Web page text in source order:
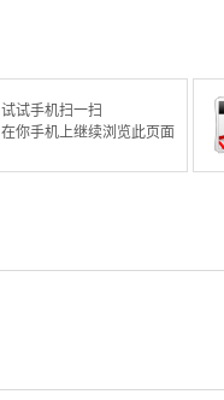
试试手机扫一扫
在你手机上继续浏览此页面